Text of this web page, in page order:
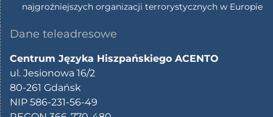
najgroźniejszych organizacji terrorystycznych w Europie
Dane teleadresowe
Centrum Języka Hiszpańskiego ACENTO
ul. Jesionowa 16/2
80-261 Gdańsk
NIP 586-231-56-49